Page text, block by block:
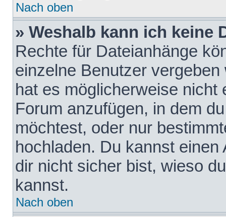
Nach oben
» Weshalb kann ich keine
Rechte für Dateianhänge
einzelne Benutzer
hat es möglicherweise nicht
Forum anzufügen, in dem
möchtest, oder nur
hochladen. Du kannst
dir nicht sicher bist, wieso
kannst.
Nach oben